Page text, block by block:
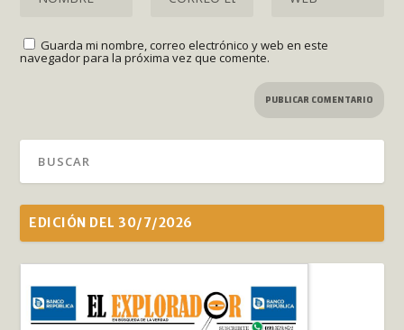
Guarda mi nombre, correo electrónico y web en este
navegador para la próxima vez que comente.
EDICIÓN DEL 30/7/2026